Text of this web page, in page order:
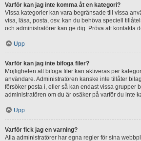
Varför kan jag inte komma åt en kategori?
Vissa kategorier kan vara begränsade till vissa
visa, läsa, posta, osv. kan du behöva speciell
och administratörer kan ge dig. Pröva att kontakta
Upp
Varför kan jag inte bifoga filer?
Möjligheten att bifoga filer kan aktiveras per
användare. Administratören kanske inte tillåter
försöker posta i, eller så kan endast vissa grupper
administratören om du är osäker på varför du inte
Upp
Varför fick jag en varning?
Alla administratörer har egna regler för sina